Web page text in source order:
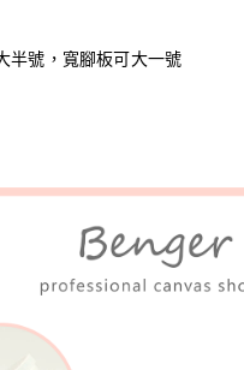
半號，寬腳板可大一號